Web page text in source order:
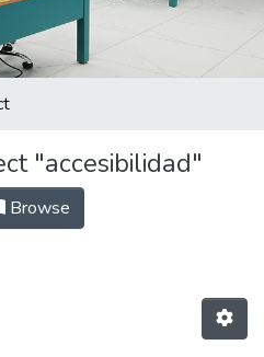
"accesibilidad"
Browse